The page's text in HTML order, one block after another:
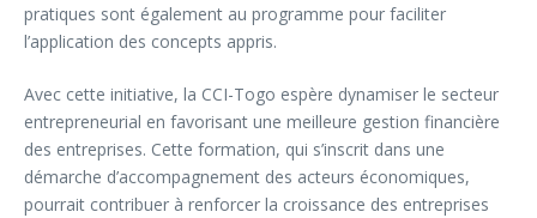
pratiques sont également au programme pour faciliter
l’application des concepts appris.
Avec cette initiative, la CCI-Togo espère dynamiser le secteur
entrepreneurial en favorisant une meilleure gestion financière
des entreprises. Cette formation, qui s’inscrit dans une
démarche d’accompagnement des acteurs économiques,
pourrait contribuer à renforcer la croissance des entreprises